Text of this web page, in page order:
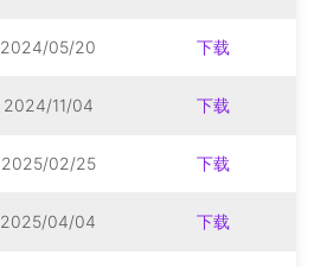
2024/05/20 下载
2024/11/04 下载
2025/02/25 下载
2025/04/04 下载